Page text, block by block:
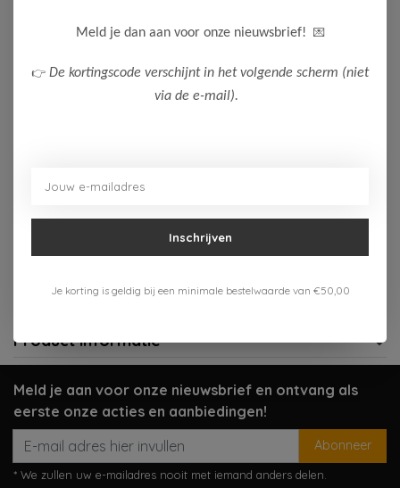
Gratis verzenden vanaf 75,-
Meer informatie?
Neem contact op over dit product
Product informatie
Meld je aan voor onze nieuwsbrief en ontvang als
eerste onze acties en aanbiedingen!
Abonneer
* We zullen uw e-mailadres nooit met iemand anders delen.
Meld je dan aan voor onze nieuwsbrief! 💌
👉 De kortingscode verschijnt in het volgende scherm (niet
via de e-mail).
Inschrijven
Je korting is geldig bij een minimale bestelwaarde van €50,00